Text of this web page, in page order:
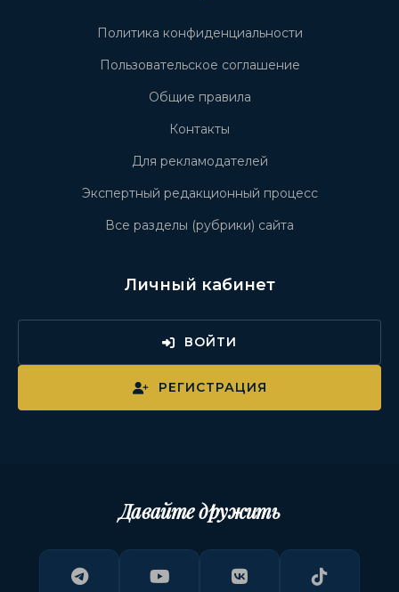
Политика конфиденциальности
Пользовательское соглашение
Общие правила
Контакты
Для рекламодателей
Экспертный редакционный процесс
Все разделы (рубрики) сайта
Личный кабинет
ВОЙТИ
РЕГИСТРАЦИЯ
Давайте дружить